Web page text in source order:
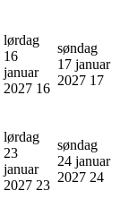
lørdag
16
januar
2027 16
søndag
17 januar
2027 17
lørdag
23
januar
2027 23
søndag
24 januar
2027 24